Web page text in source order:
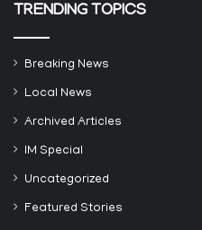
TRENDING TOPICS
Breaking News
Local News
Archived Articles
IM Special
Uncategorized
Featured Stories